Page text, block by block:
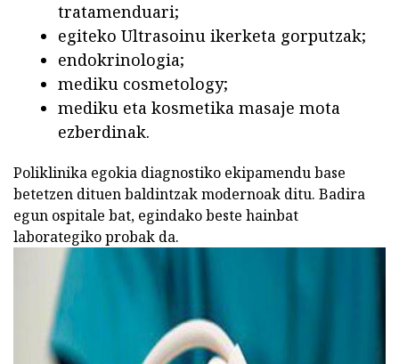
tratamenduari;
egiteko Ultrasoinu ikerketa gorputzak;
endokrinologia;
mediku cosmetology;
mediku eta kosmetika masaje mota
ezberdinak.
Poliklinika egokia diagnostiko ekipamendu base
betetzen dituen baldintzak modernoak ditu. Badira
egun ospitale bat, egindako beste hainbat
laborategiko probak da.